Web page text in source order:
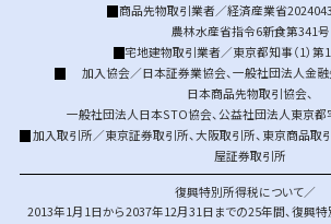
商品先物取引業者／経済産業省
農林水産省指令6新食第341号
宅地建物取引業者／東京都知事（1）第
加入協会／日本証券業協会、一般社団法人金
日本商品先物取引協会、
一般社団法人日本STO協会、公益社団法人東京
加入取引所／東京証券取引所、大阪取引所、 東京商品取
屋証券取引所
復興特別所得税について／
2013年1月1日から2037年12月31日までの25年間、復興特